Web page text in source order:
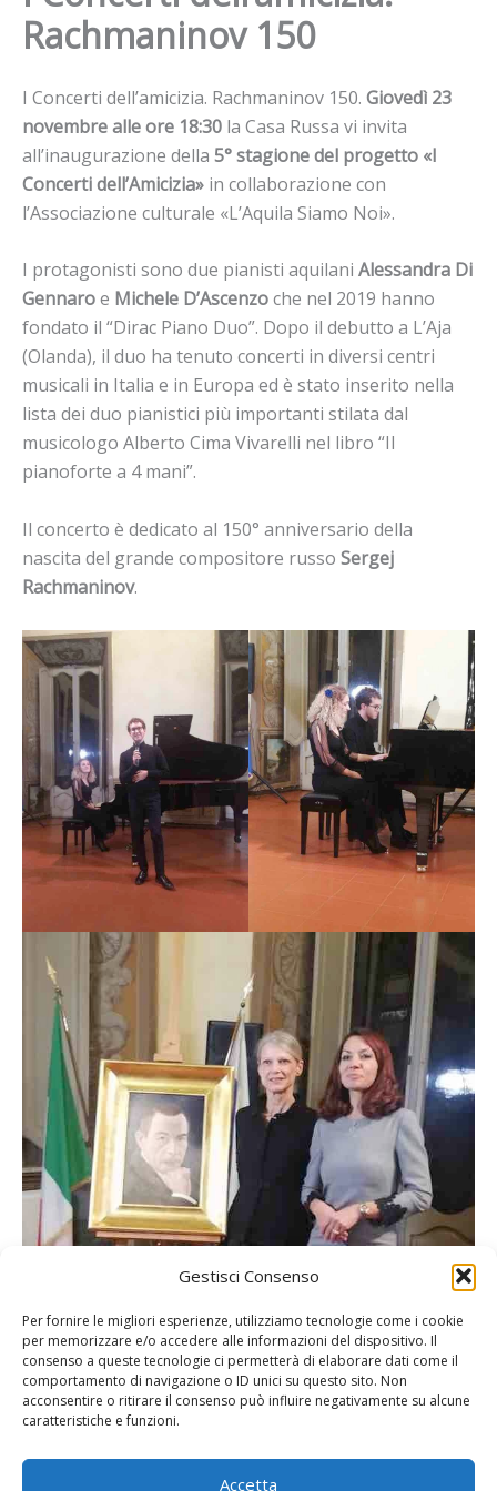
Gestisci Consenso
Per fornire le migliori esperienze, utilizziamo tecnologie come i cookie
per memorizzare e/o accedere alle informazioni del dispositivo. Il
consenso a queste tecnologie ci permetterà di elaborare dati come il
comportamento di navigazione o ID unici su questo sito. Non
acconsentire o ritirare il consenso può influire negativamente su alcune
caratteristiche e funzioni.
Accetta
Rachmaninov 150
I Concerti dell’amicizia. Rachmaninov 150. Giovedì 23
novembre alle ore 18:30 la Casa Russa vi invita
all’inaugurazione della 5° stagione del progetto «I
Concerti dell’Amicizia» in collaborazione con
l’Associazione culturale «L’Aquila Siamo Noi».
I protagonisti sono due pianisti aquilani Alessandra Di
Gennaroe Michele D’Ascenzoche nel 2019 hanno
fondato il “Dirac Piano Duo”. Dopo il debutto a L’Aja
(Olanda), il duo ha tenuto concerti in diversi centri
musicali in Italia e in Europa ed è stato inserito nella
lista dei duo pianistici più importanti stilata dal
musicologo Alberto Cima Vivarelli nel libro “Il
pianoforte a 4 mani”.
Il concerto è dedicato al 150° anniversario della
nascita del grande compositore russo Sergej
Rachmaninov.